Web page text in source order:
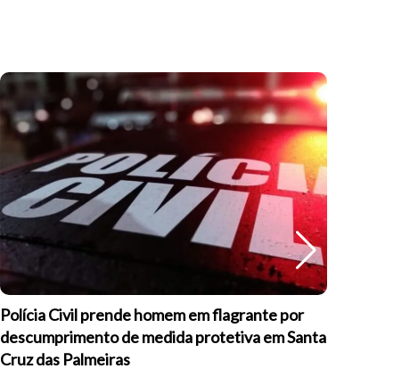
Polícia Civil prende homem em flagrante por
descumprimento de medida protetiva em Santa
Cruz das Palmeiras